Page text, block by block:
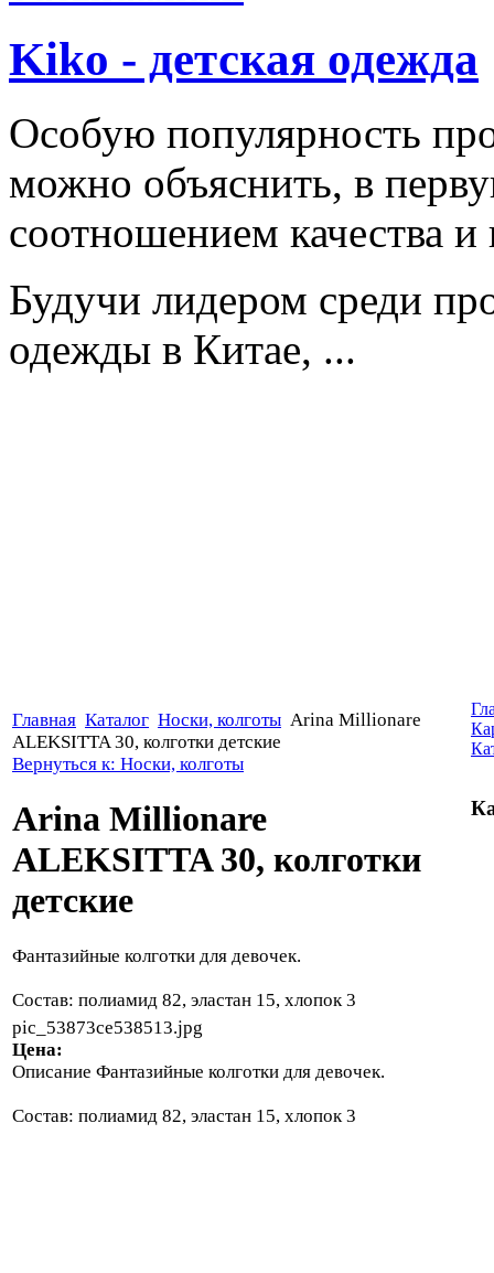
Kiko - детская одежда
Особую популярность
можно объяснить, в
соотношением качества
Будучи лидером среди
одежды в Китае, ...
Главная Каталог Носки, колготы Arina Millionare
ALEKSITTA 30, колготки детские
Вернуться к: Носки, колготы
Arina Millionare
ALEKSITTA 30, колготки
детские
Фантазийные колготки для девочек.
Состав: полиамид 82, эластан 15, хлопок 3
pic_53873ce538513.jpg
Цена:
Описание Фантазийные колготки для девочек.
Состав: полиамид 82, эластан 15, хлопок 3